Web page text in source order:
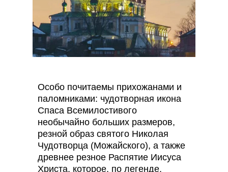
Особо почитаемы прихожанами и
паломниками: чудотворная икона
Спаса Всемилостивого
необычайно больших размеров,
резной образ святого Николая
Чудотворца (Можайского), а также
древнее резное Распятие Иисуса
Христа, которое, по легенде,